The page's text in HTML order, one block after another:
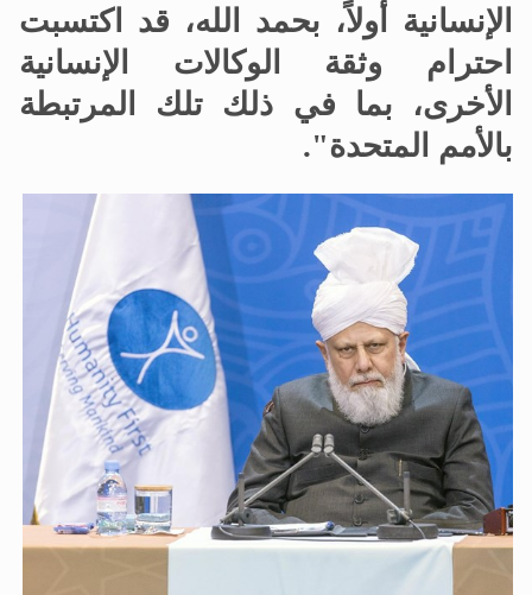
الإنسانية أولاً، بحمد الله، قد اكتسبت
احترام وثقة الوكالات الإنسانية
الأخرى، بما في ذلك تلك المرتبطة
بالأمم المتحدة".